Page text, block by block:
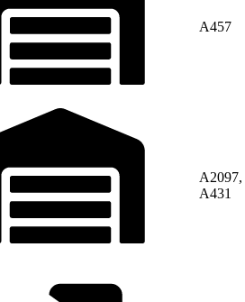
A457
A2097,
A431